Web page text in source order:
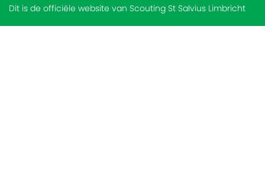
Dit is de officiële website van Scouting St Salvius Limbricht